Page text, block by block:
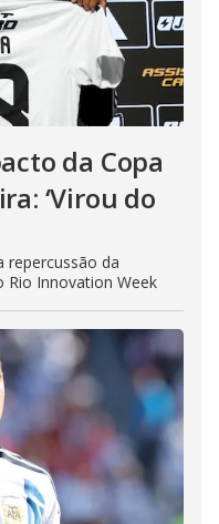
da Copa
‘Virou do
repercussão da
Rio Innovation Week